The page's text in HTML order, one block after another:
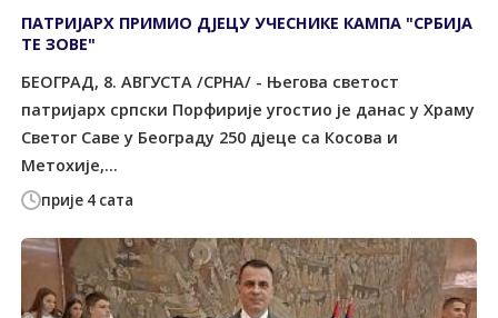
прије 4 сата
ПАТРИЈАРХ ПРИМИО ДЈЕЦУ УЧЕСНИКЕ КАМПА "СРБИЈА
ТЕ ЗОВЕ"
БЕОГРАД, 8. АВГУСТА /СРНА/ - Његова светост
патријарх српски Порфирије угостио је данас у Храму
Светог Саве у Београду 250 дјеце са Косова и
Метохије,...